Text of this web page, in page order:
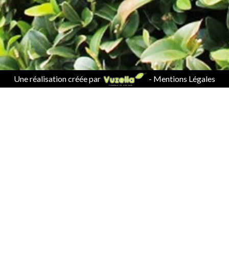
Une réalisation créée par - Mentions Légales